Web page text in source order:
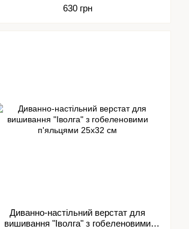
630 грн
Диванно-настільний верстат для
вишивання "Іволга" з гобеленовими